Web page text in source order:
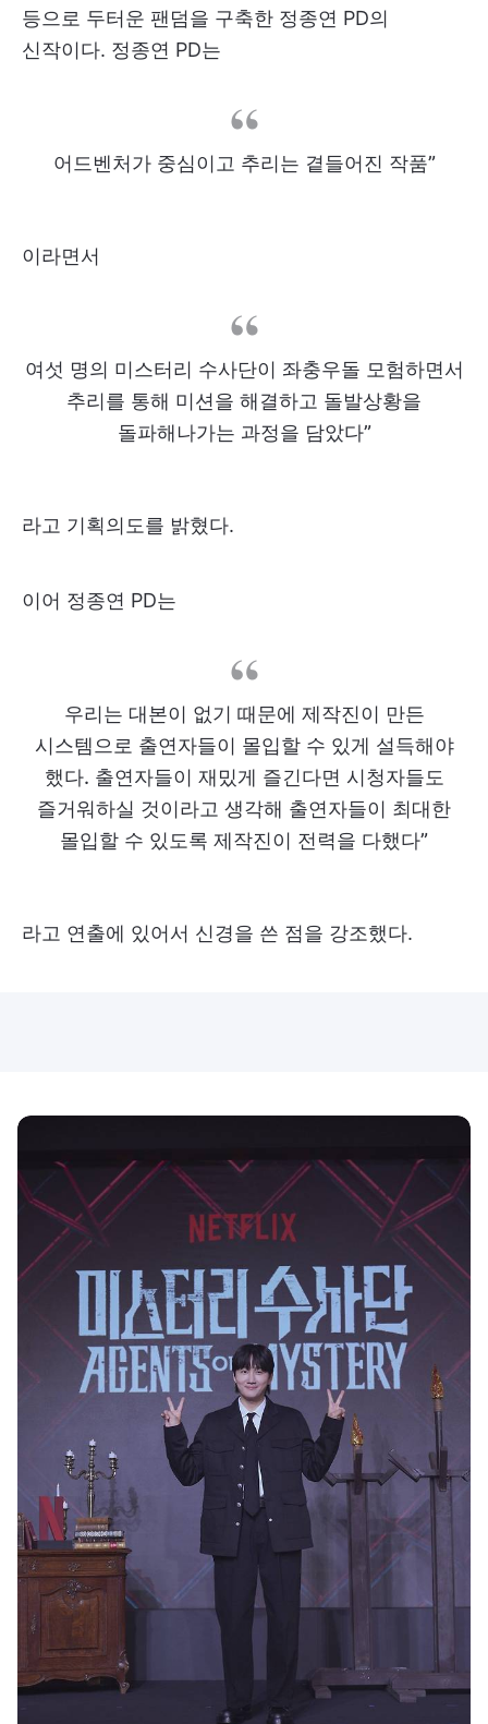
등으로 두터운 팬덤을 구축한 정종연 PD의
신작이다. 정종연 PD는
어드벤처가 중심이고 추리는 곁들어진 작품”
이라면서
여섯 명의 미스터리 수사단이 좌충우돌 모험하면서
추리를 통해 미션을 해결하고 돌발상황을
돌파해나가는 과정을 담았다”
라고 기획의도를 밝혔다.
이어 정종연 PD는
우리는 대본이 없기 때문에 제작진이 만든
시스템으로 출연자들이 몰입할 수 있게 설득해야
했다. 출연자들이 재밌게 즐긴다면 시청자들도
즐거워하실 것이라고 생각해 출연자들이 최대한
몰입할 수 있도록 제작진이 전력을 다했다”
라고 연출에 있어서 신경을 쓴 점을 강조했다.